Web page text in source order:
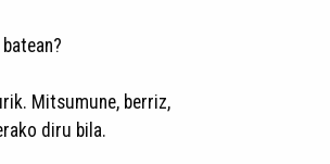
Mitsumune, berriz,
diru bila.